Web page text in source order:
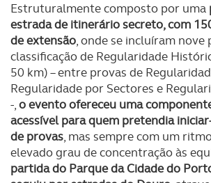
Estruturalmente composto por uma
estrada de itinerário secreto, com
de extensão, onde se incluíram nove
classificação de Regularidade
50 km) – entre provas de
Regularidade por Sectores e
-,o evento ofereceu uma
acessível para quem pretendia
de provas, mas sempre com um
elevado grau de concentração às
partida do Parque da Cidade do